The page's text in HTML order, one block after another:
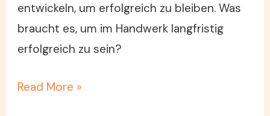
entwickeln, um erfolgreich zu bleiben. Was
braucht es, um im Handwerk langfristig
erfolgreich zu sein?
Read More »